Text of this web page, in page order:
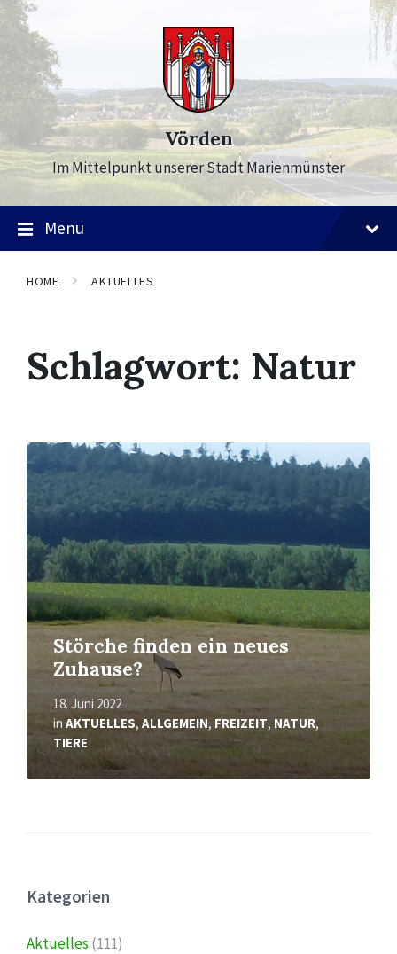
Skip
to
content
Skip
to
main
navigation
Skip
to
footer
Vörden
Im Mittelpunkt unserer Stadt Marienmünster
Menu
HOME AKTUELLES
Schlagwort: Natur
Störche finden ein neues
Zuhause?
18. Juni 2022
in AKTUELLES, ALLGEMEIN, FREIZEIT, NATUR,
TIERE
Mehr
erfahren
Kategorien
Aktuelles (111)